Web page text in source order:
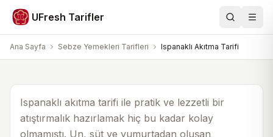
UFresh Tarifler Ara
Ana Sayfa Sebze Yemekleri Tarifleri Ispanaklı Akıtma Tarifi
Sebze Yemekleri Tarifleri
Ispanaklı Akıtma Tarifi
30 dk 40 dk 4
Ispanaklı akıtma tarifi ile pratik ve lezzetli bir
atıştırmalık hazırlamak hiç bu kadar kolay
olmamıştı. Un, süt ve yumurtadan oluşan